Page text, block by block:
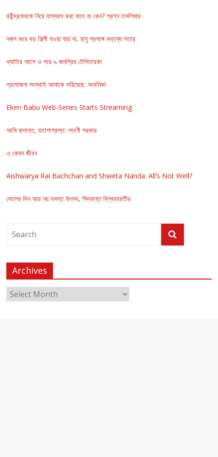
রবীন্দ্রনাথকে নিয়ে হাস্যরস করা যাবে না কেন? প্রশ্ন তসলিমার
নকল করে বড় শিল্পী হওয়া যায় না, রানু প্রসঙ্গে মন্তব্য লতার
খ্যাতির আগে ও পরে ৬ জনপ্রিয় টেলিতারকা
প্রযোজনা সংস্থাই আমাকে সরিয়েছে: অনামিকা
Eken Babu Web-Series Starts Streaming
আমি ক্লান্ত, হতাশাগ্রস্ত: লাবণী সরকার
এ কেমন জীবন
Aishwarya Rai Bachchan and Shweta Nanda: All’s Not Well?
দোলের দিন আর নয় বসন্ত উৎসব, সিদ্ধান্ত বিশ্বভারতীর
Archives